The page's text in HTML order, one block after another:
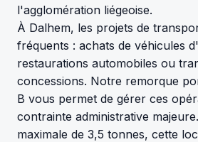
l'agglomération liégeoise.
À Dalhem, les projets de
fréquents : achats de véhicules
restaurations automobiles ou
concessions. Notre remorque
B vous permet de gérer ces
contrainte administrative
maximale de 3,5 tonnes, cette